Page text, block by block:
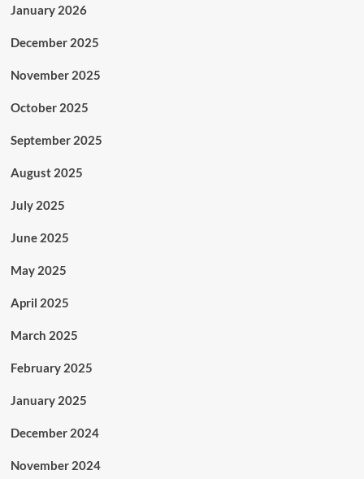
January 2026
December 2025
November 2025
October 2025
September 2025
August 2025
July 2025
June 2025
May 2025
April 2025
March 2025
February 2025
January 2025
December 2024
November 2024